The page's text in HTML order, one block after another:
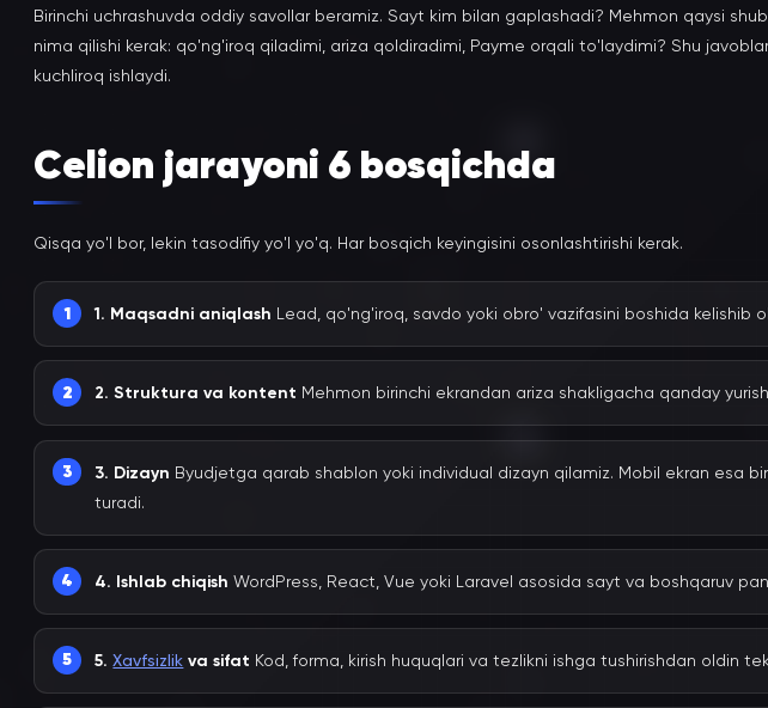
Birinchi uchrashuvda oddiy savollar beramiz. Sayt kim bilan gaplashadi? Mehmon qaysi
nima qilishi kerak: qo'ng'iroq qiladimi, ariza qoldiradimi, Payme orqali to'laydimi? Shu
kuchliroq ishlaydi.
Celion jarayoni 6 bosqichda
Qisqa yo'l bor, lekin tasodifiy yo'l yo'q. Har bosqich keyingisini osonlashtirishi kerak.
1. Maqsadni aniqlash Lead, qo'ng'iroq, savdo yoki obro' vazifasini boshida kelishib
2. Struktura va kontent Mehmon birinchi ekrandan ariza shakligacha qanday
3. Dizayn Byudjetga qarab shablon yoki individual dizayn qilamiz. Mobil ekran esa
turadi.
4. Ishlab chiqish WordPress, React, Vue yoki Laravel asosida sayt va boshqaruv
5.Xavfsizlik va sifat Kod, forma, kirish huquqlari va tezlikni ishga tushirishdan oldin